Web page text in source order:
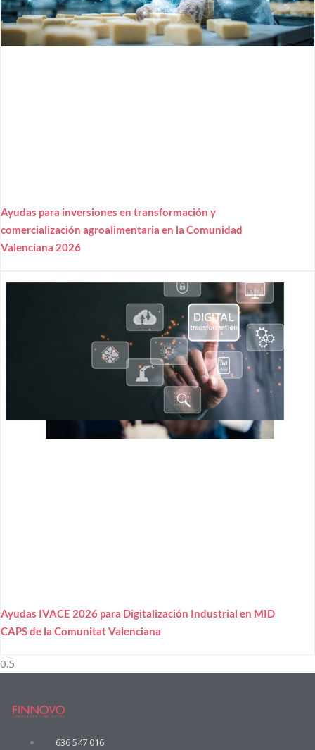
Ayudas para inversiones en transformación y
comercialización agroalimentaria en la Comunidad
Valenciana 2026
Ayudas IVACE 2026 para Digitalización Industrial en MID
CAPS de la Comunitat Valenciana
636 547 016